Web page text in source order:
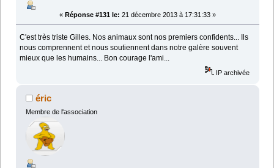
« Réponse #131 le: 21 décembre 2013 à 17:31:33 »
C'est très triste Gilles. Nos animaux sont nos premiers confidents... Ils
nous comprennent et nous soutiennent dans notre galère souvent
mieux que les humains... Bon courage l'ami...
IP archivée
éric
Membre de l'association